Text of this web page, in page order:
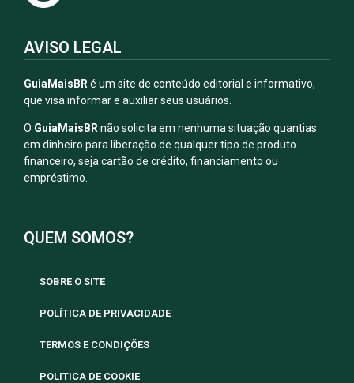
AVISO LEGAL
GuiaMaisBR é um site de conteúdo editorial e informativo,
que visa informar e auxiliar seus usuários.
O GuiaMaisBRnão solicita em nenhuma situação quantias
em dinheiro para liberação de qualquer tipo de produto
financeiro, seja cartão de crédito, financiamento ou
empréstimo.
QUEM SOMOS?
SOBRE O SITE
POLÍTICA DE PRIVACIDADE
TERMOS E CONDIÇÕES
POLITICA DE COOKIE